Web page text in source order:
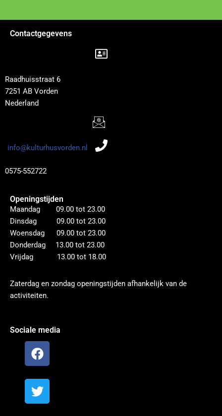
Contactgegevens
Raadhuisstraat 6
7251 AB Vorden
Nederland
info@kulturhusvorden.nl
0575-552722
Openingstijden
Maandag 09.00 tot 23.00
Dinsdag 09.00 tot 23.00
Woensdag 09.00 tot 23.00
Donderdag 13.00 tot 23.00
Vrijdag 13.00 tot 18.00
Zaterdag en zondag openingstijden afhankelijk van de
activiteiten.
Sociale media